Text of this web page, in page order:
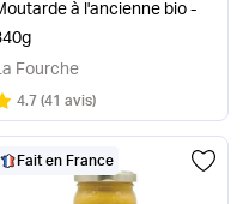
à l'ancienne bio -
Fourche
Note
4.7 sur 5
(41 avis)
Fait en France